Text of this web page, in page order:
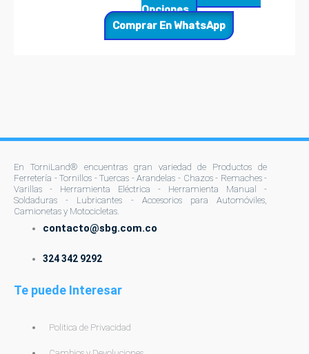
Opciones
Comprar En WhatsApp
En TorniLand® encuentras gran variedad de Productos de
Ferretería - Tornillos - Tuercas - Arandelas - Chazos - Remaches -
Varillas - Herramienta Eléctrica - Herramienta Manual -
Soldaduras - Lubricantes - Accesorios para Automóviles,
Camionetas y Motocicletas.
contacto@sbg.com.co
324 342 9292
Te puede Interesar
Politica de Privacidad